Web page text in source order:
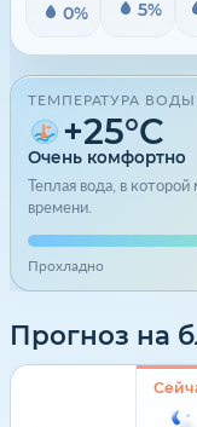
0% 5%
ТЕМПЕРАТУРА
+25°C
Очень комфортно
Теплая вода, в
времени.
Прохладно
Прогноз на